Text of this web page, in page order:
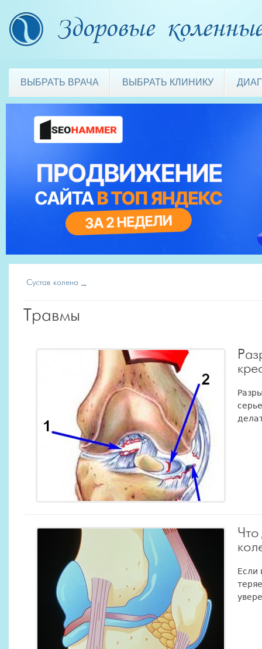
ВЫБРАТЬ ВРАЧА ВЫБРАТЬ КЛИНИКУ
Сустав колена
Травмы
Что
Если